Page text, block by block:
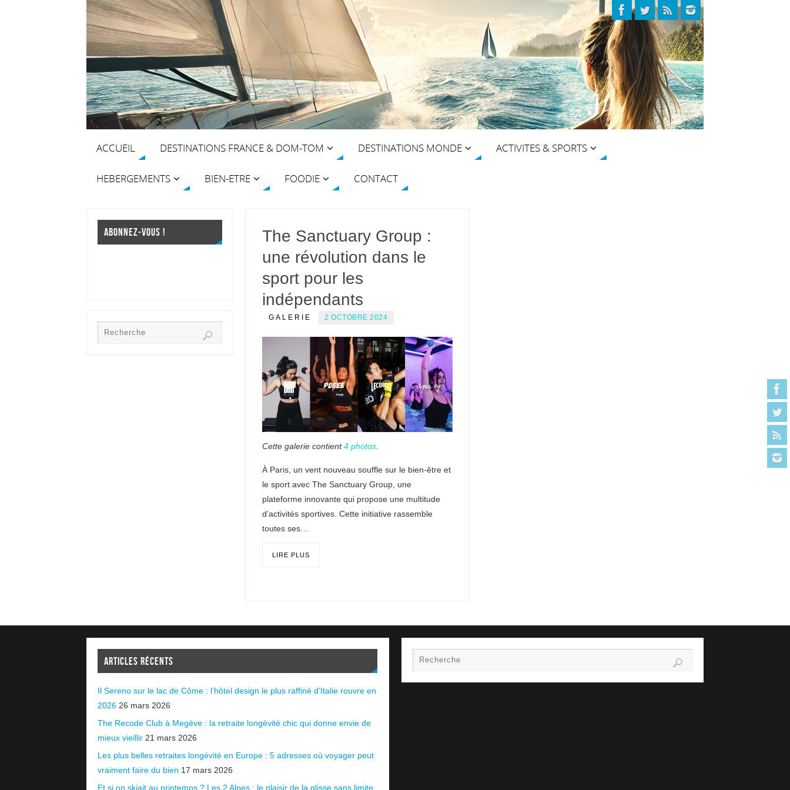
ACCUEIL DESTINATIONS FRANCE & DOM-TOM DESTINATIONS MONDE ACTIVITES & SPORTS
HEBERGEMENTS BIEN-ETRE FOODIE CONTACT
The Sanctuary Group :
une révolution dans le
sport pour les
indépendants
GALERIE 2 OCTOBRE 2024
Cette galerie contient4 photos
À Paris, un vent nouveau souffle sur le bien-être et
le sport avec The Sanctuary Group, une
plateforme innovante qui propose une multitude
d’activités sportives. Cette initiative rassemble
toutes ses…
LIRE PLUS
ABONNEZ-VOUS !
ARTICLES RÉCENTS
Il Sereno sur le lac de Côme : l’hôtel design le plus raffiné d’Italie rouvre en
2026 26 mars 2026
The Recode Club à Megève : la retraite longévité chic qui donne envie de
mieux vieillir 21 mars 2026
Les plus belles retraites longévité en Europe : 5 adresses où voyager peut
vraiment faire du bien 17 mars 2026
Et si on skiait au printemps ? Les 2 Alpes : le plaisir de la glisse sans limite